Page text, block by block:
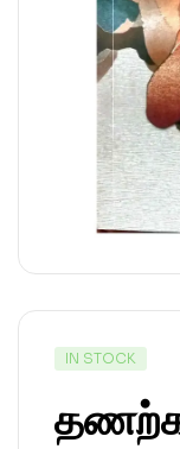
IN STOCK